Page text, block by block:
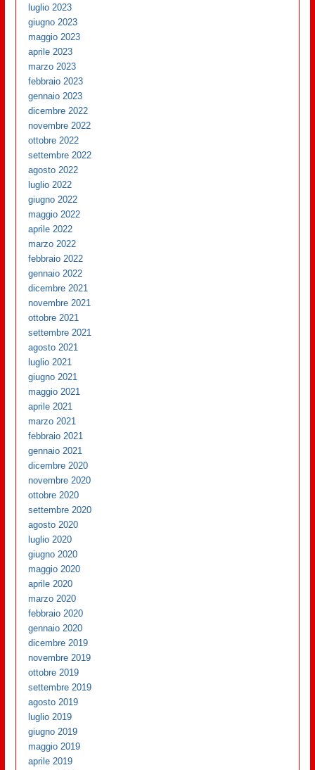
luglio 2023
giugno 2023
maggio 2023
aprile 2023
marzo 2023
febbraio 2023
gennaio 2023
dicembre 2022
novembre 2022
ottobre 2022
settembre 2022
agosto 2022
luglio 2022
giugno 2022
maggio 2022
aprile 2022
marzo 2022
febbraio 2022
gennaio 2022
dicembre 2021
novembre 2021
ottobre 2021
settembre 2021
agosto 2021
luglio 2021
giugno 2021
maggio 2021
aprile 2021
marzo 2021
febbraio 2021
gennaio 2021
dicembre 2020
novembre 2020
ottobre 2020
settembre 2020
agosto 2020
luglio 2020
giugno 2020
maggio 2020
aprile 2020
marzo 2020
febbraio 2020
gennaio 2020
dicembre 2019
novembre 2019
ottobre 2019
settembre 2019
agosto 2019
luglio 2019
giugno 2019
maggio 2019
aprile 2019